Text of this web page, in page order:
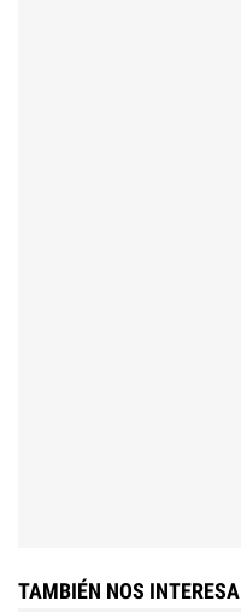
TAMBIÉN NOS INTERESA